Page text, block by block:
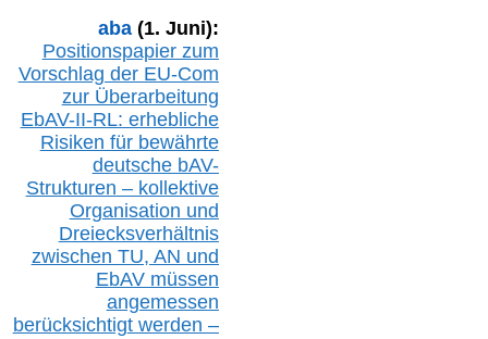
aba(1. Juni):
Positionspapier zum
Vorschlag der EU-Com
zur Überarbeitung
EbAV-II-RL: erhebliche
Risiken für bewährte
deutsche bAV-
Strukturen – kollektive
Organisation und
Dreiecksverhältnis
zwischen TU, AN und
EbAV müssen
angemessen
berücksichtigt werden –